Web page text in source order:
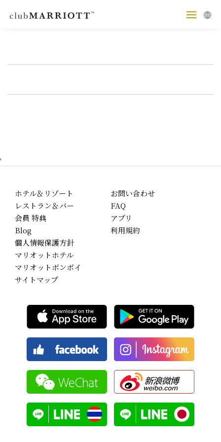
'
ホテル＆リゾート
レストラン＆バー
会員 特典
Blog
お問い合わせ
FAQ
アプリ
利用規約
個人情報保護方針
マリオットホテル
マリオットボンボイ
サイトマップ